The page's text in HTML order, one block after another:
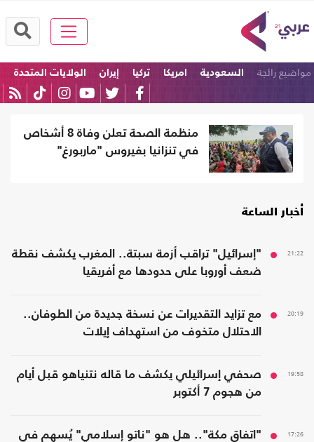
مواضيع رائجة السعودية امريكا تركيا إيران
الولايات المتحدة
منظمة الصحة تعلن وفاة 8 أشخاص
في تنزانيا بفيروس "ماربورغ"
أخبار الساعة
21:22
"إسرائيل" تراقب أزمة سبتة.. المغرب يكشف نقطة
ضعف أوروبا على حدودها مع أفريقيا
20:19
مع تزايد التقديرات عن نسخة جديدة من الطوفان..
الاحتلال متخوف من استهداف إيلات
19:58
صحفي إسرائيلي يكشف ما قاله نتنياهو قبل أيام
من هجوم 7 أكتوبر
17:26
"اتفاق مكة".. هل هو "ناتو إسلامي" يُسهم في